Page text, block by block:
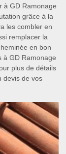
à GD Ramonage
grâce à la
les combler en
remplacer la
en bon
à GD Ramonage
plus de détails
devis de vos